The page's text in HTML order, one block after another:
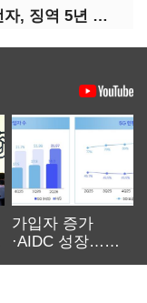
‘강남 스쿨존 사망 사건’ 음주운전자, 징역 5년 확정
가입자 증가
·AIDC 성장…